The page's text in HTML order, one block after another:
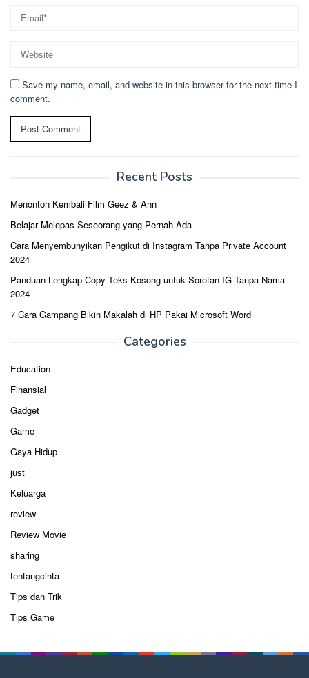
Save my name, email, and website in this browser for the next time I
comment.
Recent Posts
Menonton Kembali Film Geez & Ann
Belajar Melepas Seseorang yang Pernah Ada
Cara Menyembunyikan Pengikut di Instagram Tanpa Private Account
2024
Panduan Lengkap Copy Teks Kosong untuk Sorotan IG Tanpa Nama
2024
7 Cara Gampang Bikin Makalah di HP Pakai Microsoft Word
Categories
Education
Finansial
Gadget
Game
Gaya Hidup
just
Keluarga
review
Review Movie
sharing
tentangcinta
Tips dan Trik
Tips Game